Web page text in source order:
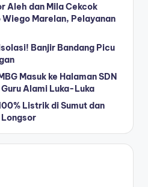
Aleh dan Mila Cekcok
Marelan, Pelayanan
Banjir Bandang Picu
Masuk ke Halaman SDN
Alami Luka-Luka
Listrik di Sumut dan